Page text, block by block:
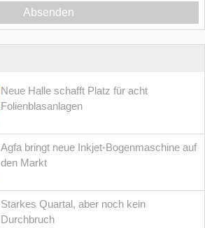
Absenden
Neue Halle schafft Platz für acht
Folienblasanlagen
Agfa bringt neue Inkjet-Bogenmaschine auf
den Markt
Starkes Quartal, aber noch kein
Durchbruch